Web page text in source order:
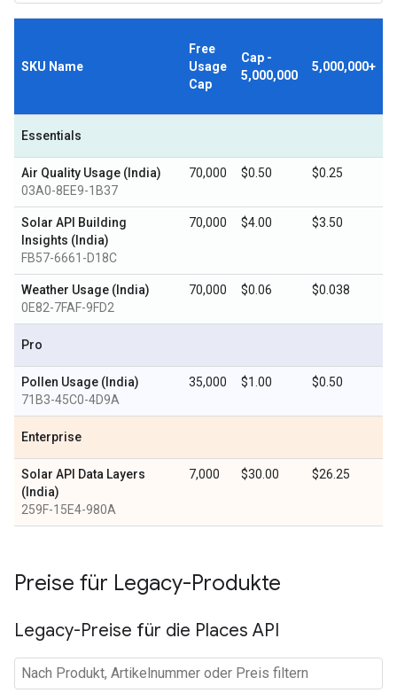
SKU Name
Free
Usage
Cap
Cap -
5,000,000
5,000,000+
Essentials
Air Quality Usage (India)
03A0-8EE9-1B37
70,000 $0.50 $0.25
Solar API Building
Insights (India)
FB57-6661-D18C
70,000 $4.00 $3.50
Weather Usage (India)
0E82-7FAF-9FD2
70,000 $0.06 $0.038
Pro
Pollen Usage (India)
71B3-45C0-4D9A
35,000 $1.00 $0.50
Enterprise
Solar API Data Layers
(India)
259F-15E4-980A
7,000 $30.00 $26.25
Preise für Legacy-Produkte
Legacy-Preise für die Places API